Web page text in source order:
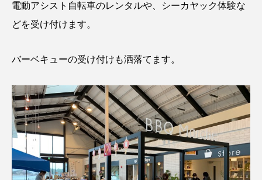
電動アシスト自転車のレンタルや、シーカヤック体験な
どを受け付けます。
バーベキューの受け付けも洒落てます。